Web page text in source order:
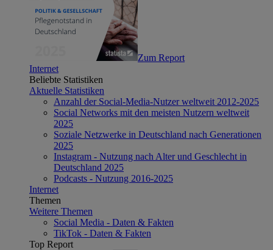
Zum Report
Internet
Beliebte Statistiken
Aktuelle Statistiken
Anzahl der Social-Media-Nutzer weltweit 2012-2025
Social Networks mit den meisten Nutzern weltweit
2025
Soziale Netzwerke in Deutschland nach Generationen
2025
Instagram - Nutzung nach Alter und Geschlecht in
Deutschland 2025
Podcasts - Nutzung 2016-2025
Internet
Themen
Weitere Themen
Social Media - Daten & Fakten
TikTok - Daten & Fakten
Top Report